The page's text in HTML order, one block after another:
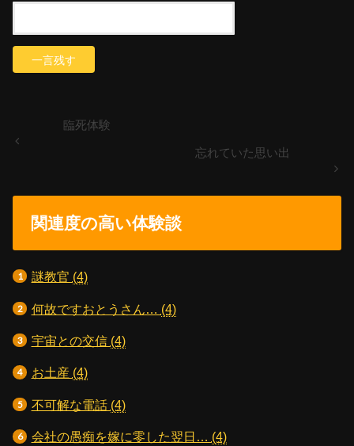
臨死体験
忘れていた思い出
関連度の高い体験談
謎教官 (4)
何故ですおとうさん… (4)
宇宙との交信 (4)
お土産 (4)
不可解な電話 (4)
会社の愚痴を嫁に零した翌日… (4)